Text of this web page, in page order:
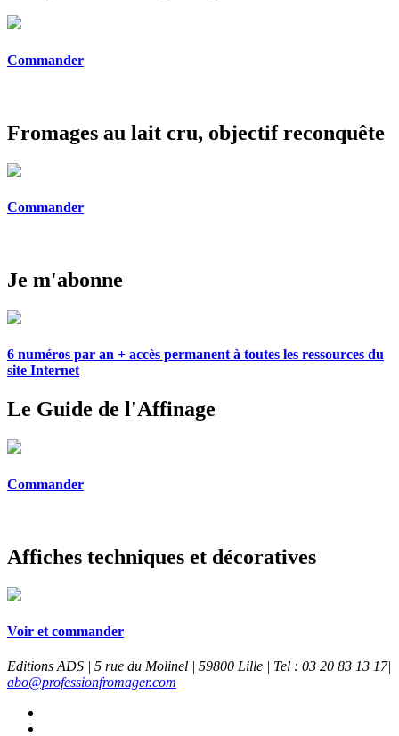
Commander
Fromages au lait cru, objectif reconquête
Commander
Je m'abonne
6 numéros par an + accès permanent à toutes les ressources du
site Internet
Le Guide de l'Affinage
Commander
Affiches techniques et décoratives
Voir et commander
Editions ADS | 5 rue du Molinel | 59800 Lille | Tel : 03 20 83 13 17|
abo@professionfromager.com